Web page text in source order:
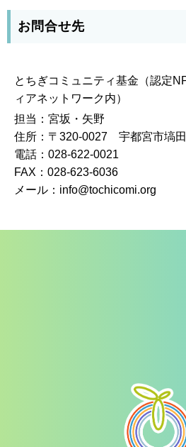
お問合せ先
とちぎコミュニティ基金（認定
ィアネットワーク内）
担当：宮坂・矢野
住所：〒320-0027 宇都宮市塙
電話：028-622-0021
FAX：028-623-6036
メール：info@tochicomi.org